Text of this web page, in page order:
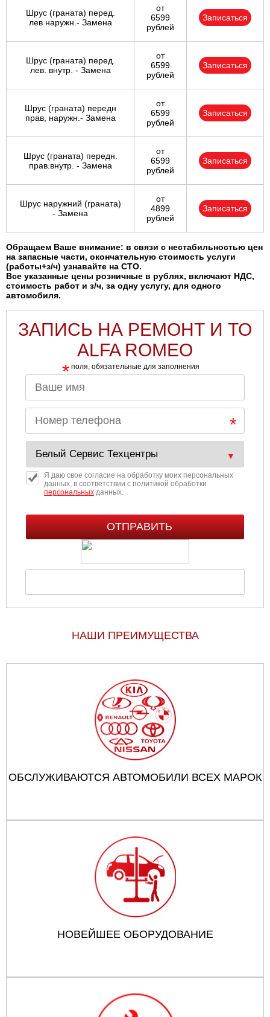
Шрус (граната) перед.
лев наружн.- Замена
от
6599
рублей
Записаться
Шрус (граната) перед.
лев. внутр. - Замена
от
6599
рублей
Записаться
Шрус (граната) передн
прав, наружн.- Замена
от
6599
рублей
Записаться
Шрус (граната) передн.
прав.внутр. - Замена
от
6599
рублей
Записаться
Шрус наружний (граната)
- Замена
от
4899
рублей
Записаться
Обращаем Ваше внимание: в связи с нестабильностью цен
на запасные части, окончательную стоимость услуги
(работы+з/ч) узнавайте на СТО.
Все указанные цены розничные в рублях, включают НДС,
стоимость работ и з/ч, за одну услугу, для одного
автомобиля.
ЗАПИСЬ НА РЕМОНТ И ТО
ALFA ROMEO
* поля, обязательные для заполнения
Я даю свое согласие на обработку моих персональных
данных, в соответствии с политикой обработки
персональныхданных.
НАШИ ПРЕИМУЩЕСТВА
ОБСЛУЖИВАЮТСЯ АВТОМОБИЛИ ВСЕХ МАРОК
НОВЕЙШЕЕ ОБОРУДОВАНИЕ